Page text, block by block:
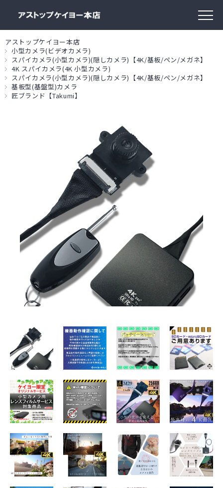
アストップケイヨー本店
小型カメラ(ビデオカメラ)
スパイカメラ(小型カメラ)(隠しカメラ)【4K/基板/ペン/メガネ】
4K スパイカメラ(4K 小型カメラ)
スパイカメラ(小型カメラ)(隠しカメラ)【4K/基板/ペン/メガネ】
基板型(基盤型)カメラ
匠ブランド【Takumi】